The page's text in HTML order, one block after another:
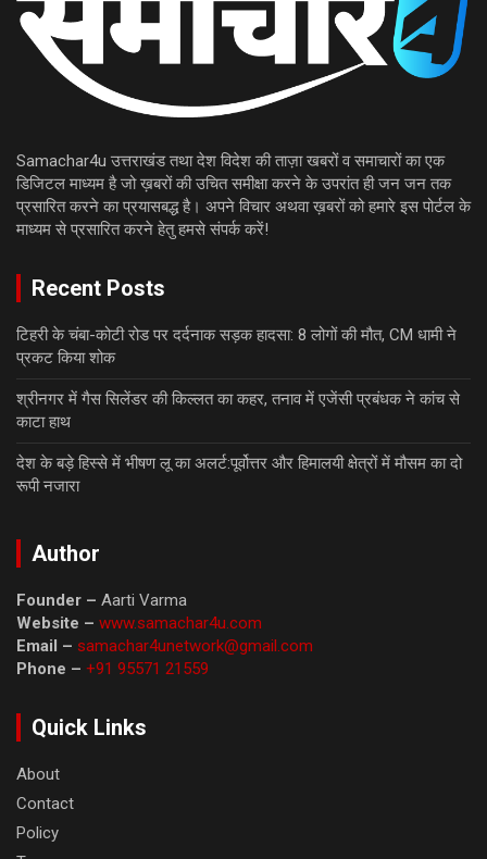
Samachar4u उत्तराखंड तथा देश विदेश की ताज़ा खबरों व समाचारों का एक
डिजिटल माध्यम है जो ख़बरों की उचित समीक्षा करने के उपरांत ही जन जन तक
प्रसारित करने का प्रयासबद्ध है। अपने विचार अथवा ख़बरों को हमारे इस पोर्टल के
माध्यम से प्रसारित करने हेतु हमसे संपर्क करें!
Recent Posts
टिहरी के चंबा-कोटी रोड पर दर्दनाक सड़क हादसा: 8 लोगों की मौत, CM धामी ने
प्रकट किया शोक
श्रीनगर में गैस सिलेंडर की किल्लत का कहर, तनाव में एजेंसी प्रबंधक ने कांच से
काटा हाथ
देश के बड़े हिस्से में भीषण लू का अलर्ट:पूर्वोत्तर और हिमालयी क्षेत्रों में मौसम का दो
रूपी नजारा
Author
Founder – Aarti Varma
Website – www.samachar4u.com
Email – samachar4unetwork@gmail.com
Phone – +91 95571 21559
Quick Links
About
Contact
Policy